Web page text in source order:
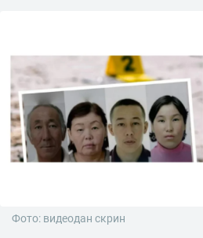
Фото: видеодан скрин